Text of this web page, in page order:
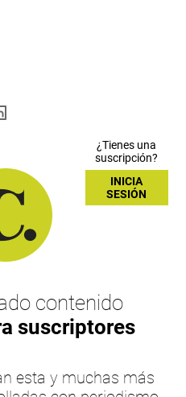
¿Tienes una
suscripción?
INICIA
SESIÓN
contenido
suscriptores
esta y muchas más